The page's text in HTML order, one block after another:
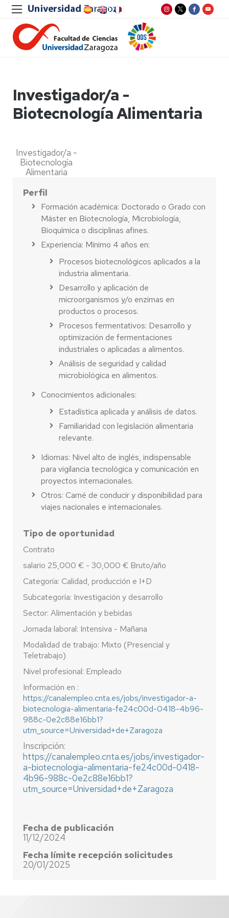
Investigador/a -
Biotecnología Alimentaria
Investigador/a -
Biotecnología
Alimentaria
Perfil
Formación académica: Doctorado o Grado con
Máster en Biotecnología, Microbiología,
Bioquímica o disciplinas afines.
Experiencia: Mínimo 4 años en:
Procesos biotecnológicos aplicados a la
industria alimentaria.
Desarrollo y aplicación de
microorganismos y/o enzimas en
productos o procesos.
Procesos fermentativos: Desarrollo y
optimización de fermentaciones
industriales o aplicadas a alimentos.
Análisis de seguridad y calidad
microbiológica en alimentos.
Conocimientos adicionales:
Estadística aplicada y análisis de datos.
Familiaridad con legislación alimentaria
relevante.
Idiomas: Nivel alto de inglés, indispensable
para vigilancia tecnológica y comunicación en
proyectos internacionales.
Otros: Carné de conducir y disponibilidad para
viajes nacionales e internacionales.
Tipo de oportunidad
Contrato
salario 25,000 € - 30,000 € Bruto/año
Categoría: Calidad, producción e I+D
Subcategoría: Investigación y desarrollo
Sector: Alimentación y bebidas
Jornada laboral: Intensiva - Mañana
Modalidad de trabajo: Mixto (Presencial y
Teletrabajo)
Nivel profesional: Empleado
Información en :
https://canalempleo.cnta.es/jobs/investigador-a-
biotecnologia-alimentaria-fe24c00d-0418-4b96-
988c-0e2c88e16bb1?
utm_source=Universidad+de+Zaragoza
Inscripción:
https://canalempleo.cnta.es/jobs/investigador-
a-biotecnologia-alimentaria-fe24c00d-0418-
4b96-988c-0e2c88e16bb1?
utm_source=Universidad+de+Zaragoza
Fecha de publicación
11/12/2024
Fecha límite recepción solicitudes
20/01/2025